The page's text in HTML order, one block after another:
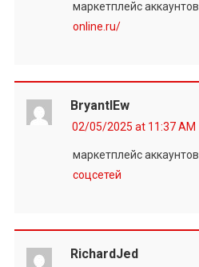
маркетплейс аккаунтов
online.ru/
BryantlEw
02/05/2025 at 11:37 AM
маркетплейс аккаунтов
соцсетей
RichardJed